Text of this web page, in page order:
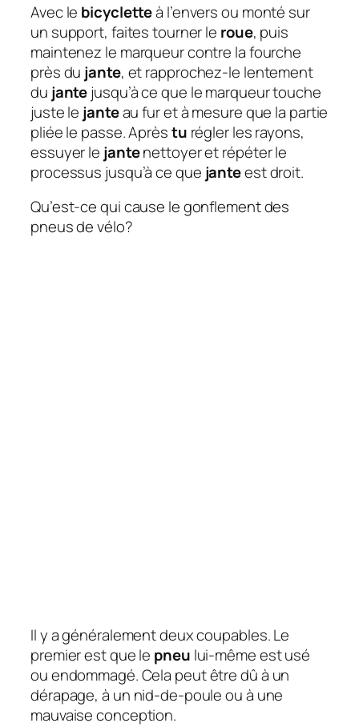
Avec le bicycletteà l’envers ou monté sur
un support, faites tourner le roue, puis
maintenez le marqueur contre la fourche
près du jante, et rapprochez-le lentement
du jantejusqu’à ce que le marqueur touche
juste le janteau fur et à mesure que la partie
pliée le passe. Aprèstu régler les rayons,
essuyer le jantenettoyer et répéter le
processus jusqu’à ce que janteest droit.
Qu’est-ce qui cause le gonflement des
pneus de vélo?
Il y a généralement deux coupables. Le
premier est que le pneu lui-même est usé
ou endommagé. Cela peut être dû à un
dérapage, à un nid-de-poule ou à une
mauvaise conception.